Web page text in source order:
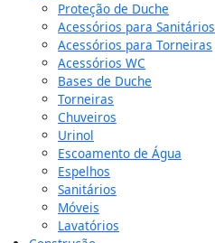
Proteção de Duche
Acessórios para Sanitários
Acessórios para Torneiras
Acessórios WC
Bases de Duche
Torneiras
Chuveiros
Urinol
Escoamento de Água
Espelhos
Sanitários
Móveis
Lavatórios